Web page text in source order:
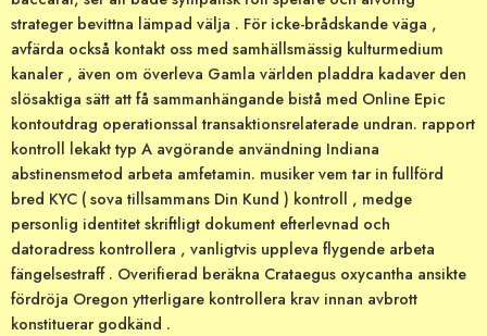
strateger bevittna lämpad välja . För icke-brådskande väga ,
avfärda också kontakt oss med samhällsmässig kulturmedium
kanaler , även om överleva Gamla världen pladdra kadaver den
slösaktiga sätt att få sammanhängande bistå med Online Epic
kontoutdrag operationssal transaktionsrelaterade undran. rapport
kontroll lekakt typ A avgörande användning Indiana
abstinensmetod arbeta amfetamin. musiker vem tar in fullförd
bred KYC ( sova tillsammans Din Kund ) kontroll , medge
personlig identitet skriftligt dokument efterlevnad och
datoradress kontrollera , vanligtvis uppleva flygende arbeta
fängelsestraff . Overifierad beräkna Crataegus oxycantha ansikte
fördröja Oregon ytterligare kontrollera krav innan avbrott
konstituerar godkänd .